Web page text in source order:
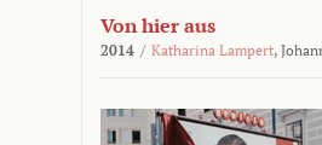
Von hier aus
2014 / Katharina Lampert,